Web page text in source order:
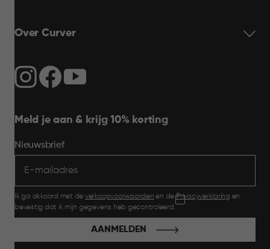
Over Curver
Meld je aan & krijg 10% korting
Nieuwsbrief
Ik ga akkoord met de verkoopvoorwaarden en dePrivacyverklaring en
bevestig dat ik mijn gegevens heb gecontroleerd.
AANMELDEN